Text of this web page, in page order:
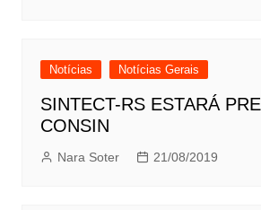
Notícias Notícias Gerais
SINTECT-RS ESTARÁ
CONSIN
Nara Soter 21/08/2019